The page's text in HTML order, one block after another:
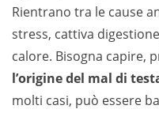
Rientrano tra le cause
stress, cattiva
calore. Bisogna capire,
l’origine del mal di
molti casi, può essere